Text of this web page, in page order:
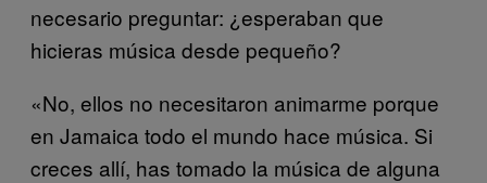
necesario preguntar: ¿esperaban que
hicieras música desde pequeño?
«No, ellos no necesitaron animarme porque
en Jamaica todo el mundo hace música. Si
creces allí, has tomado la música de alguna